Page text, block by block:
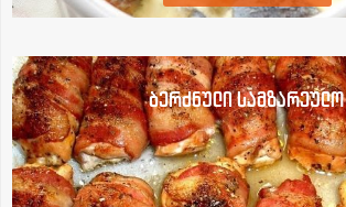
ბერძნული სამზარეულო